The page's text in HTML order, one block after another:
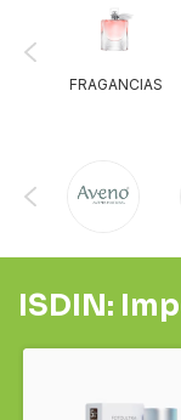
FRAGANCIAS
ISDIN: